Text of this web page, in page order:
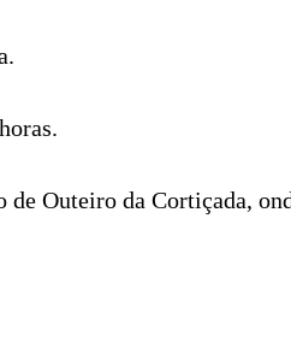
de Outeiro da Cortiçada,